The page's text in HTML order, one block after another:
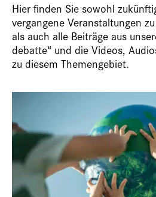
Hier finden Sie sowohl
vergangene Veranstaltungen
als auch alle Beiträge aus
debatte“ und die Videos,
zu diesem Themengebiet.